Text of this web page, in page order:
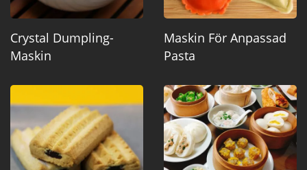
Crystal Dumpling-
Maskin
Maskin För Anpassad
Pasta